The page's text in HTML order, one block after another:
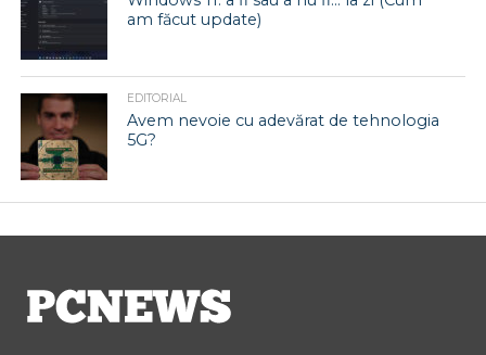
am făcut update)
EDITORIAL
Avem nevoie cu adevărat de tehnologia
5G?